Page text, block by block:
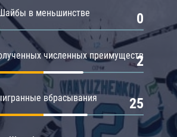
в меньшинстве 0
численных преимуществ
2
вбрасывания 25